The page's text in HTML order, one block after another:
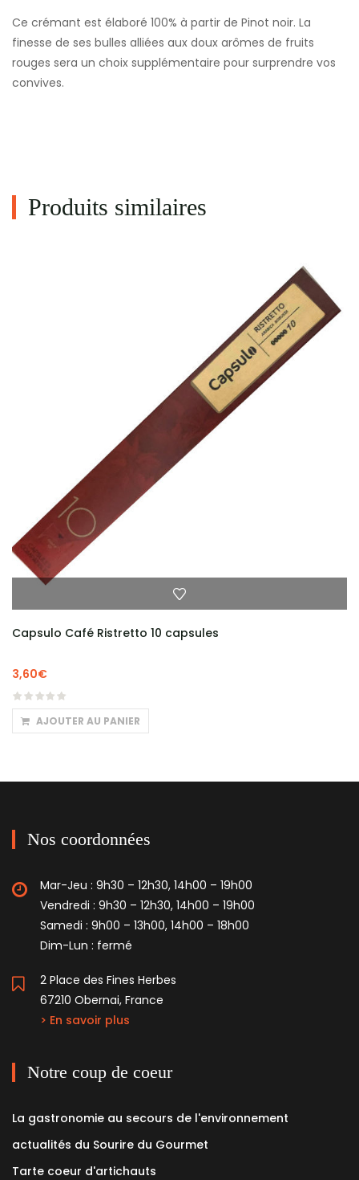
Ce crémant est élaboré 100% à partir de Pinot noir. La
finesse de ses bulles alliées aux doux arômes de fruits
rouges sera un choix supplémentaire pour surprendre vos
convives.
Produits similaires
Capsulo Café Ristretto 10 capsules
3,60€
AJOUTER AU PANIER
Nos coordonnées
Mar-Jeu : 9h30 – 12h30, 14h00 – 19h00
Vendredi : 9h30 – 12h30, 14h00 – 19h00
Samedi : 9h00 – 13h00, 14h00 – 18h00
Dim-Lun : fermé
2 Place des Fines Herbes
67210 Obernai, France
> En savoir plus
Notre coup de coeur
La gastronomie au secours de l'environnement
actualités du Sourire du Gourmet
Tarte coeur d'artichauts